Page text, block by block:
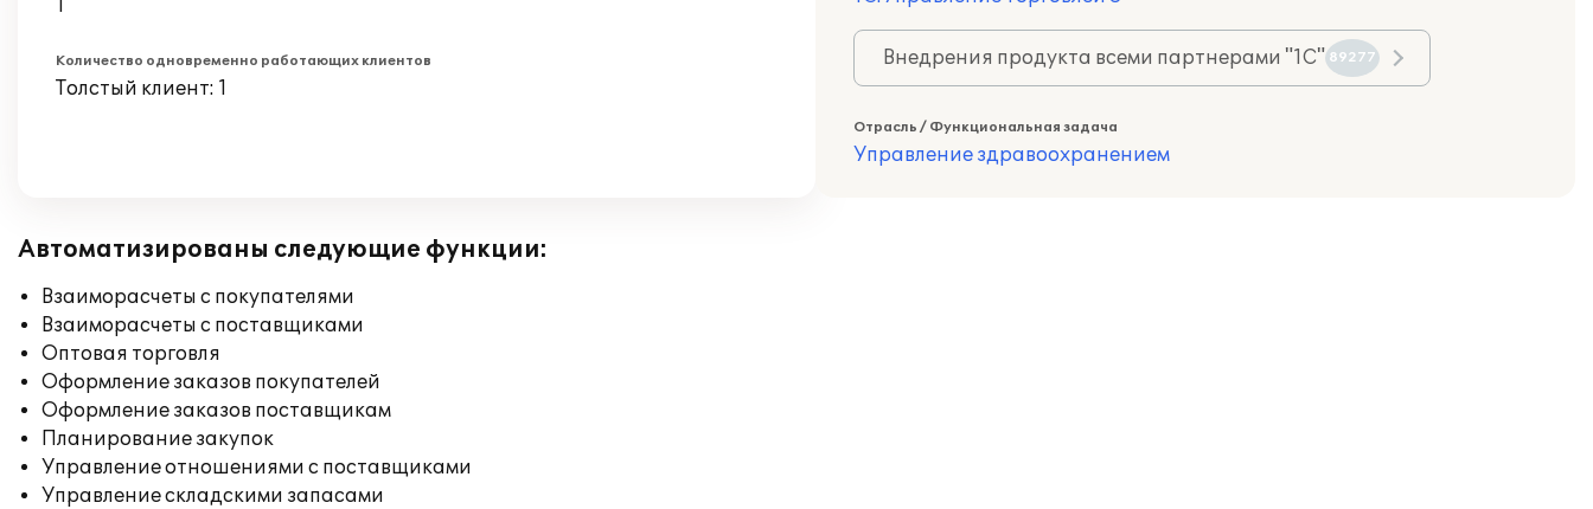
1
Количество одновременно работающих клиентов
Толстый клиент: 1
Внедрения продукта всеми партнерами "1С" 89277
Отрасль / Функциональная задача
Управление здравоохранением
Автоматизированы следующие функции:
Взаиморасчеты с покупателями
Взаиморасчеты с поставщиками
Оптовая торговля
Оформление заказов покупателей
Оформление заказов поставщикам
Планирование закупок
Управление отношениями с поставщиками
Управление складскими запасами